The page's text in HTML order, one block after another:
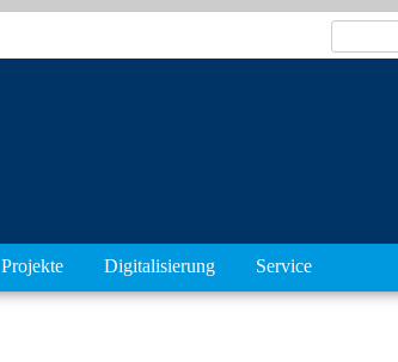
Projekte Digitalisierung Service